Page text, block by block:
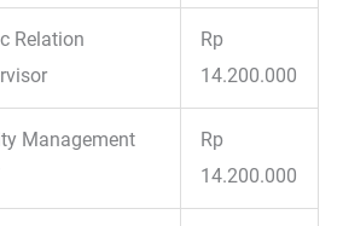
Relation
Rp
14.200.000
Management
Rp
14.200.000